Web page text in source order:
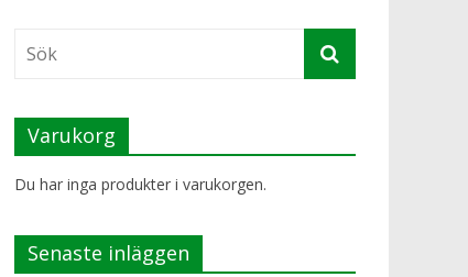
Varukorg
Du har inga produkter i varukorgen.
Senaste inläggen